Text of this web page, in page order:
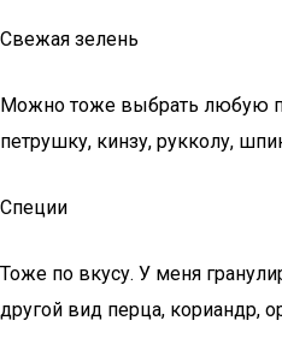
Свежая зелень
Можно тоже выбрать любую
петрушку, кинзу, рукколу,
Специи
Тоже по вкусу. У меня
другой вид перца, кориандр,